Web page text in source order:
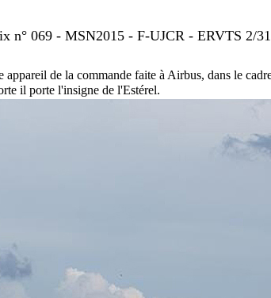
n° 069 - MSN2015 - F-UJCR - ERVTS 2/
de la commande faite à Airbus, dans le
il porte l'insigne de l'Estérel.